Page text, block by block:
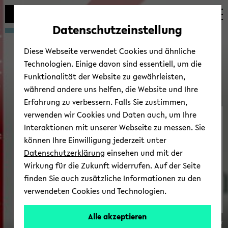
Automatische
vermeiden
zum
wechseln
zum
wechseln
zum
wechseln
27th In­ter­na­tio­nal Con­fe­
rence 2026
Photo: Fre­de­rik Schrö­er
Datenschutzeinstellung
Diese Webseite verwendet Cookies und ähnliche
Technologien. Einige davon sind essentiell, um die
Funktionalität der Website zu gewährleisten,
während andere uns helfen, die Website und Ihre
Erfahrung zu verbessern. Falls Sie zustimmen,
verwenden wir Cookies und Daten auch, um Ihre
Interaktionen mit unserer Webseite zu messen. Sie
können Ihre Einwilligung jederzeit unter
Datenschutzerklärung einsehen und mit der
Wirkung für die Zukunft widerrufen. Auf der Seite
finden Sie auch zusätzliche Informationen zu den
verwendeten Cookies und Technologien.
Alle akzeptieren